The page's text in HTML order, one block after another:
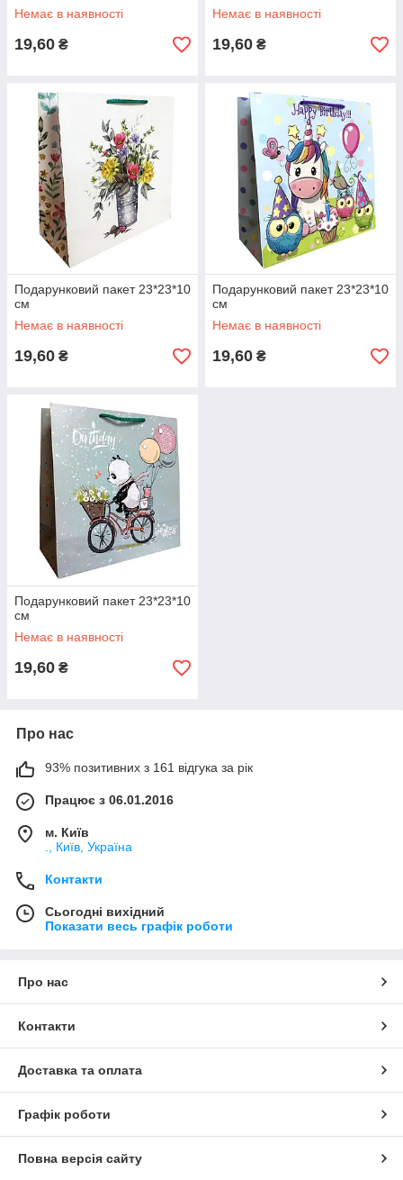
Немає в наявності
19,60 ₴
Немає в наявності
19,60 ₴
Подарунковий пакет 23*23*10
см
Немає в наявності
19,60 ₴
Подарунковий пакет 23*23*10
см
Немає в наявності
19,60 ₴
Подарунковий пакет 23*23*10
см
Немає в наявності
19,60 ₴
Про нас
93% позитивних з 161 відгука за рік
Працює з 06.01.2016
м. Київ
., Київ, Україна
Контакти
Сьогодні вихідний
Показати весь графік роботи
Про нас
Контакти
Доставка та оплата
Графік роботи
Повна версія сайту